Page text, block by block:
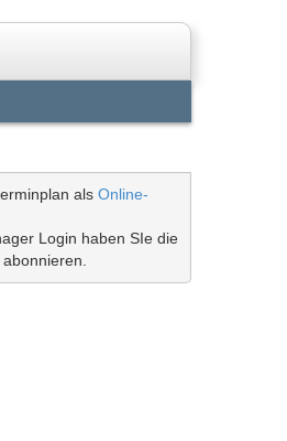
als Online-
Login haben SIe die